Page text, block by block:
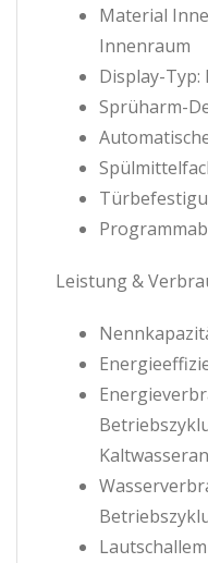
Material
Innenraum
Display-Typ:
Sprüharm-
Leistung &